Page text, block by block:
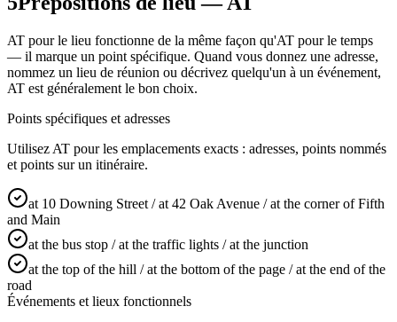
AT pour le lieu fonctionne de la même façon qu'AT pour le temps
— il marque un point spécifique. Quand vous donnez une adresse,
nommez un lieu de réunion ou décrivez quelqu'un à un événement,
AT est généralement le bon choix.
Points spécifiques et adresses
Utilisez AT pour les emplacements exacts : adresses, points nommés
et points sur un itinéraire.
at 10 Downing Street / at 42 Oak Avenue / at the corner of Fifth
and Main
at the bus stop / at the traffic lights / at the junction
at the top of the hill / at the bottom of the page / at the end of the
road
Événements et lieux fonctionnels